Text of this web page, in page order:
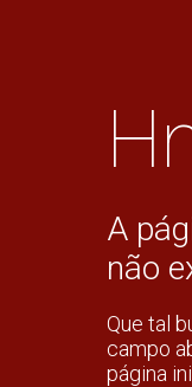
A
não
Que tal
campo
página